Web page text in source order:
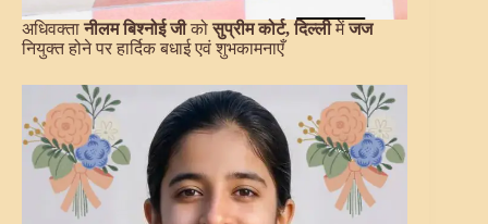
अधिवक्तानीलम बिश्नोई जीकोसुप्रीम कोर्ट, दिल्लीमेंजज
नियुक्त होने पर हार्दिक बधाई एवं शुभकामनाएँ